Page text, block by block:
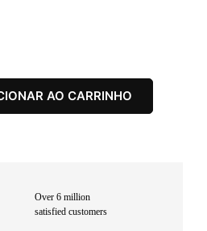
AO CARRINHO
Over 6 million
satisfied customers